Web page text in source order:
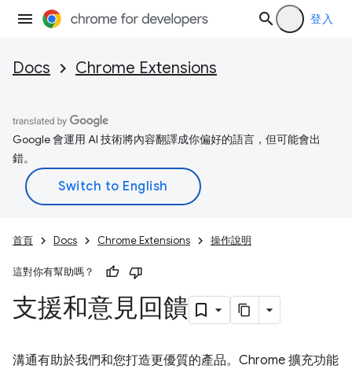
登入
Docs Chrome Extensions
Google 會運用 AI 技術將內容翻譯成你偏好的語言，但可能會出
錯。
首頁 Docs Chrome Extensions 操作說明
這對你有幫助嗎？
支援和意見回饋
溝通有助於我們和您打造更優質的產品。Chrome 擴充功能